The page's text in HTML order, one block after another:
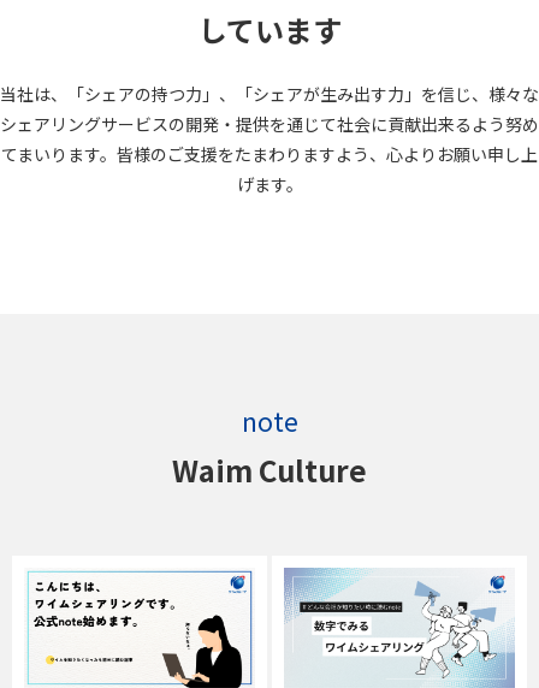
しています
当社は、「シェアの持つ力」、「シェアが生み出す力」を信じ、様々な
シェアリングサービスの開発・提供を通じて社会に貢献出来るよう努め
てまいります。皆様のご支援をたまわりますよう、心よりお願い申し上
げます。
note
Waim Culture